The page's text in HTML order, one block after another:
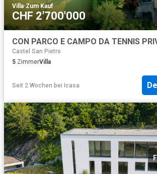
Villa·Zum Kauf
CHF 2'700'000
CON PARCO E CAMPO DA TENNIS
Castel San Pietro
5 ZimmerVilla
Seit 2 Wochen bei Icasa